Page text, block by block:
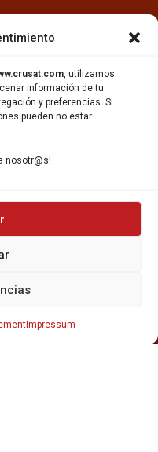
, utilizamos
información de tu
y preferencias. Si
pueden no estar
nosotr@s!
Impressum